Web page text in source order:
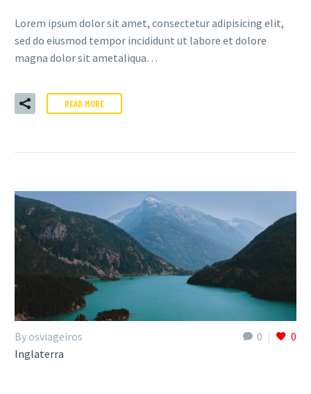
Lorem ipsum dolor sit amet, consectetur adipisicing elit,
sed do eiusmod tempor incididunt ut labore et dolore
magna dolor sit ametaliqua…
READ MORE
0 0
By osviageiros
Inglaterra